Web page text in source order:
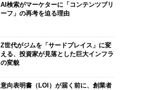
AI検索がマーケターに「コンテンツブリ
ーフ」の再考を迫る理由
Z世代がジムを「サードプレイス」に変
える、投資家が見落とした巨大インフラ
の変貌
意向表明書（LOI）が届く前に、創業者